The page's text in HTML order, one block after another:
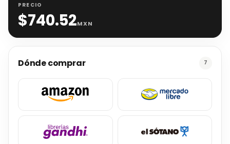
PRECIO
$740.52MXN
Dónde comprar 7